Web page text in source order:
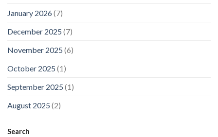
January 2026(7)
December 2025 (7)
November 2025 (6)
October 2025 (1)
September 2025 (1)
August 2025 (2)
Search